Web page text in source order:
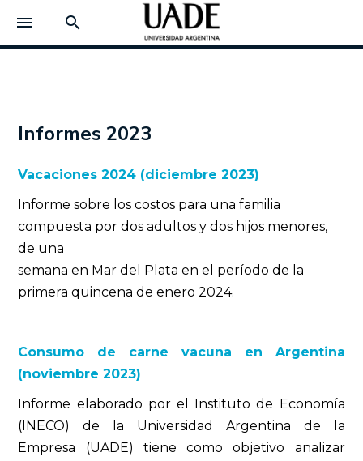
menu search
Informes 2023
Vacaciones 2024 (diciembre 2023)
Informe sobre los costos para una familia
compuesta por dos adultos y dos hijos menores,
de una
semana en Mar del Plata en el período de la
primera quincena de enero 2024.
Consumo de carne vacuna en Argentina
(noviembre 2023)
Informe elaborado por el Instituto de Economía
(INECO) de la Universidad Argentina de la
Empresa (UADE) tiene como objetivo analizar